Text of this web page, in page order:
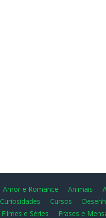
Amor e Romance Animais
Curiosidades Cursos
Filmes e Séries Frases e